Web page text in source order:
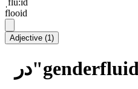
flooid
Adjective (1)
تعریف و معنی "genderfluid"در